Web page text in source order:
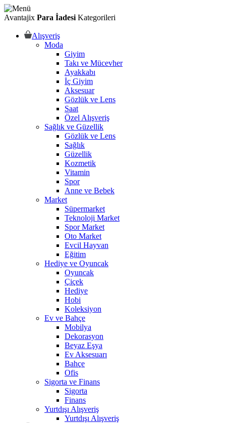
Avantajix Para İadesi Kategorileri
Alışveriş
Moda
Giyim
Takı ve Mücevher
Ayakkabı
İç Giyim
Aksesuar
Gözlük ve Lens
Saat
Özel Alışveriş
Sağlık ve Güzellik
Gözlük ve Lens
Sağlık
Güzellik
Kozmetik
Vitamin
Spor
Anne ve Bebek
Market
Süpermarket
Teknoloji Market
Spor Market
Oto Market
Evcil Hayvan
Eğitim
Hediye ve Oyuncak
Oyuncak
Çiçek
Hediye
Hobi
Koleksiyon
Ev ve Bahçe
Mobilya
Dekorasyon
Beyaz Eşya
Ev Aksesuarı
Bahçe
Ofis
Sigorta ve Finans
Sigorta
Finans
Yurtdışı Alışveriş
Yurtdışı Alışveriş